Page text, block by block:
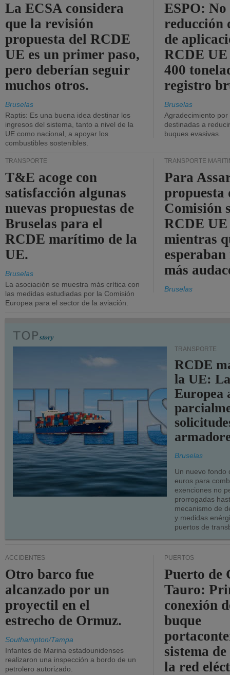
La ECSA considera
que la revisión
propuesta del RCDE
UE es un primer paso,
pero deberían seguir
muchos otros.
Bruselas
Raptis: Es una buena idea destinar los
ingresos del sistema, tanto a nivel de la
UE como nacional, a apoyar los
combustibles sostenibles.
ESPO: No
reducción
de
RCDE UE
400
registro
Bruselas
Agradecimiento
destinadas a
buques evasivas.
TRANSPORTE
T&E acoge con
satisfacción algunas
nuevas propuestas de
Bruselas para el
RCDE marítimo de la
UE.
Bruselas
La asociación se muestra más crítica con
las medidas estudiadas por la Comisión
Europea para el sector de la aviación.
TRANSPORTE
Para
propuesta
Comisión
RCDE
mientras
más
Bruselas
TRANSPORTE
RCDE
la UE:
Europea
Bruselas
Un nuevo fondo
euros para
exenciones no
prorrogadas
mecanismo de
y medidas
puertos de
ACCIDENTES
Otro barco fue
alcanzado por un
proyectil en el
estrecho de Ormuz.
Southampton/Tampa
Infantes de Marina estadounidenses
realizaron una inspección a bordo de un
petrolero autorizado.
PUERTOS
Puerto de
Tauro:
conexión
buque
sistema
la red